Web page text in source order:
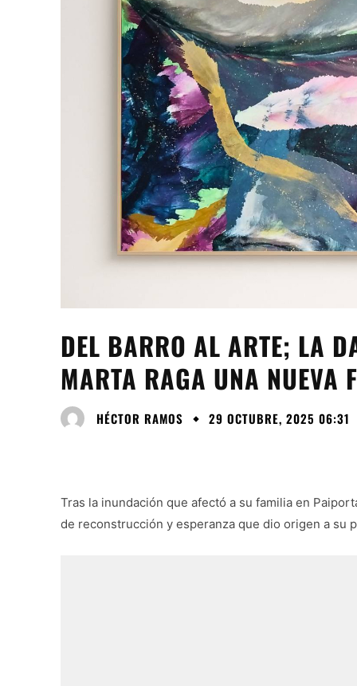
DEL BARRO AL ARTE; LA
MARTA RAGA UNA NUEVA
HÉCTOR RAMOS 29 OCTUBRE, 2025 06:31
Tras la inundación que afectó a su familia en
de reconstrucción y esperanza que dio origen a su